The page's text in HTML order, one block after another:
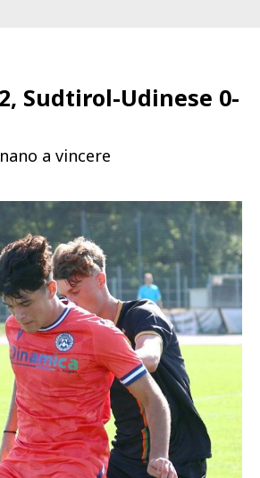
PROGRAM
Academy
Cattedra Universidad Europea
STADIUM
CENTER
SPONSOR
SQUADRE
SHOP
Sudtirol-Udinese 0-
a vincere